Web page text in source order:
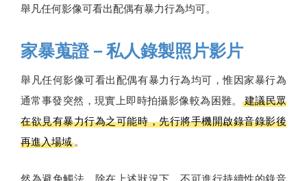
舉凡任何影像可看出配偶有暴力行為均可。
家暴蒐證－私人錄製照片影片
舉凡任何影像可看出配偶有暴力行為均可，惟因家暴行為
通常事發突然，現實上即時拍攝影像較為困難。
建議民眾
在欲見有暴力行為之可能時，先行將手機開啟錄音錄影後
再進入場域 。
然為避免觸法，除在上述狀況下，不可進行持續性的錄音